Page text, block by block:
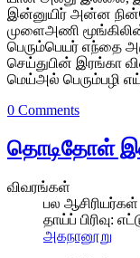
இன்னுயிர் அன்ன
முளைஅணி
பெரும்பெயர் எந்தை
செய்துபின் இரங்கா
மெய்அல் பெரும்பழி
0 Comments
தொடிதோள்
விவரங்கள்
பல ஆசிரியர்கள்
தாய்ப் பிரிவு:
அகநானூறு